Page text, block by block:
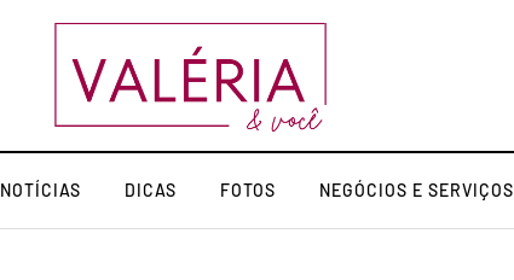
NOTÍCIAS DICAS FOTOS NEGÓCIOS E SERVIÇOS